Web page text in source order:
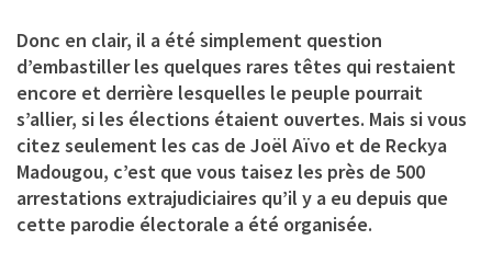
Donc en clair, il a été simplement question
d’embastiller les quelques rares têtes qui restaient
encore et derrière lesquelles le peuple pourrait
s’allier, si les élections étaient ouvertes. Mais si vous
citez seulement les cas de Joël Aïvo et de Reckya
Madougou, c’est que vous taisez les près de 500
arrestations extrajudiciaires qu’il y a eu depuis que
cette parodie électorale a été organisée.